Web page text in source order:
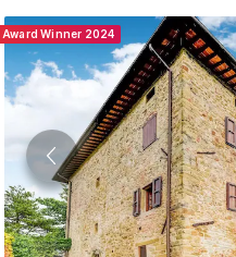
Award Winner 2024